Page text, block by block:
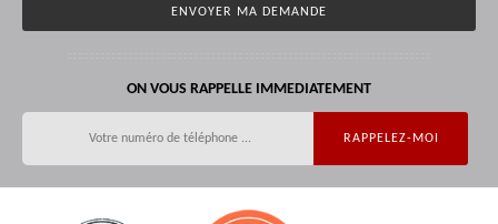
ON VOUS RAPPELLE IMMEDIATEMENT